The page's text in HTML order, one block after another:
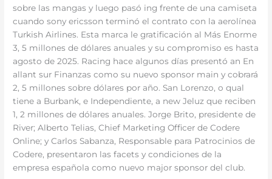
sobre las mangas y luego pasó ing frente de una camiseta
cuando sony ericsson terminó el contrato con la aerolínea
Turkish Airlines. Esta marca le gratificación al Más Enorme
3, 5 millones de dólares anuales y su compromiso es hasta
agosto de 2025. Racing hace algunos días presentó an En
allant sur Finanzas como su nuevo sponsor main y cobrará
2, 5 millones sobre dólares por año. San Lorenzo, o qual
tiene a Burbank, e Independiente, a new Jeluz que reciben
1, 2 millones de dólares anuales. Jorge Brito, presidente de
River; Alberto Telias, Chief Marketing Officer de Codere
Online; y Carlos Sabanza, Responsable para Patrocinios de
Codere, presentaron las facets y condiciones de la
empresa española como nuevo major sponsor del club.